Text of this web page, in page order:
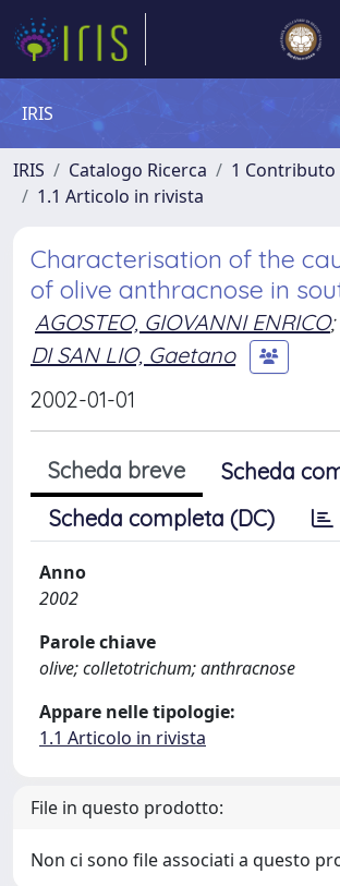
IRIS
IRIS Catalogo Ricerca
1 Contributo
1.1 Articolo in rivista
Characterisation of the
of olive anthracnose in
AGOSTEO, GIOVANNI ENRICO;
DI SAN LIO, Gaetano
2002-01-01
Scheda breve
Scheda
Scheda completa (DC)
Anno
2002
Parole chiave
olive; colletotrichum; anthracnose
Appare nelle tipologie:
1.1 Articolo in rivista
File in questo prodotto:
Non ci sono file associati a questo